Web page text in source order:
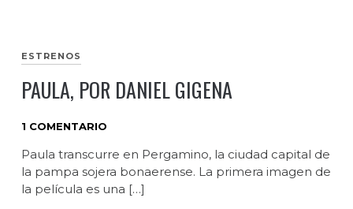
ESTRENOS
PAULA, POR DANIEL GIGENA
1 COMENTARIO
Paula transcurre en Pergamino, la ciudad capital de
la pampa sojera bonaerense. La primera imagen de
la película es una […]